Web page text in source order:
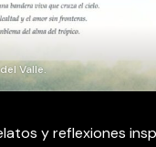
Valle.
y reflexiones